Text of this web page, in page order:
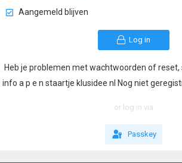
Aangemeld blijven
Log in
Heb je problemen met wachtwoorden of
info a p e n staartje klusidee nl Nog niet
or log in via
Passkey